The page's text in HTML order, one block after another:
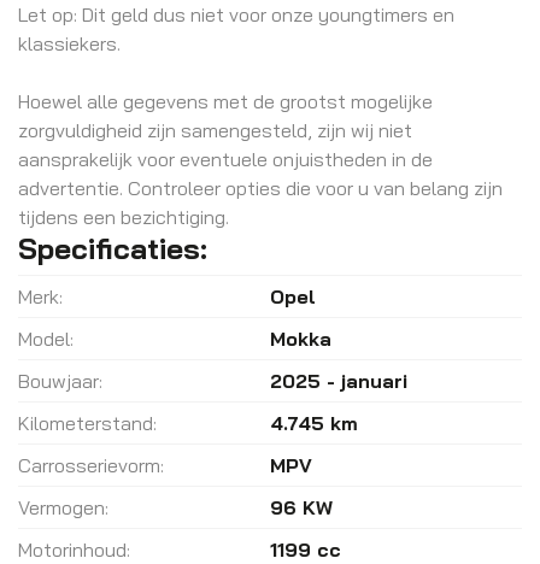
Let op: Dit geld dus niet voor onze youngtimers en
klassiekers.
Hoewel alle gegevens met de grootst mogelijke
zorgvuldigheid zijn samengesteld, zijn wij niet
aansprakelijk voor eventuele onjuistheden in de
advertentie. Controleer opties die voor u van belang zijn
tijdens een bezichtiging.
Specificaties:
Merk:
Opel
Model:
Mokka
Bouwjaar:
2025 - januari
Kilometerstand:
4.745 km
Carrosserievorm:
MPV
Vermogen:
96 KW
Motorinhoud:
1199 cc